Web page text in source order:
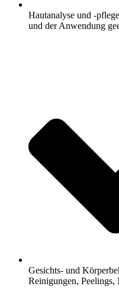
Hautanalyse und -
und der Anwendung
Gesichts- und
Reinigungen, Peelings,